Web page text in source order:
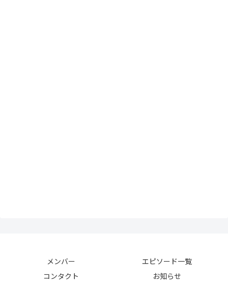
メンバー
エピソード一覧
コンタクト
お知らせ